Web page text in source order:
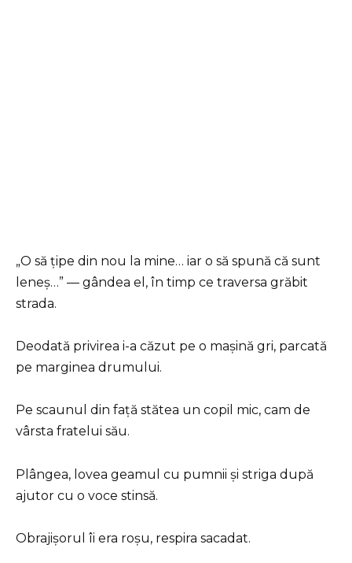
„O să țipe din nou la mine… iar o să spună că sunt
leneș…” — gândea el, în timp ce traversa grăbit
strada.
Deodată privirea i-a căzut pe o mașină gri, parcată
pe marginea drumului.
Pe scaunul din față stătea un copil mic, cam de
vârsta fratelui său.
Plângea, lovea geamul cu pumnii și striga după
ajutor cu o voce stinsă.
Obrajișorul îi era roșu, respira sacadat.